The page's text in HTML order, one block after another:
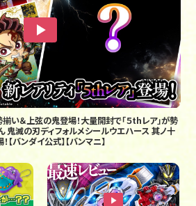
い＆上弦の鬼登場！大量開封で「５thレア」が勢
鬼滅の刃ディフォルメシールウエハース 其ノ十
【バンダイ公式】【バンマニ】